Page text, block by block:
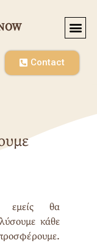
Contact
εμείς θα
κάθε